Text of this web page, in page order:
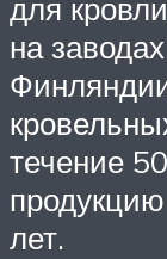
для
на
течение
лет.